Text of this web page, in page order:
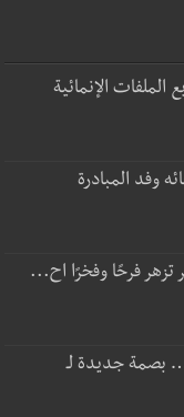
الملفات الإنمائية
وفد المبادرة
تزهر فرحًا وفخرًا اح...
بصمة جديدة لـ